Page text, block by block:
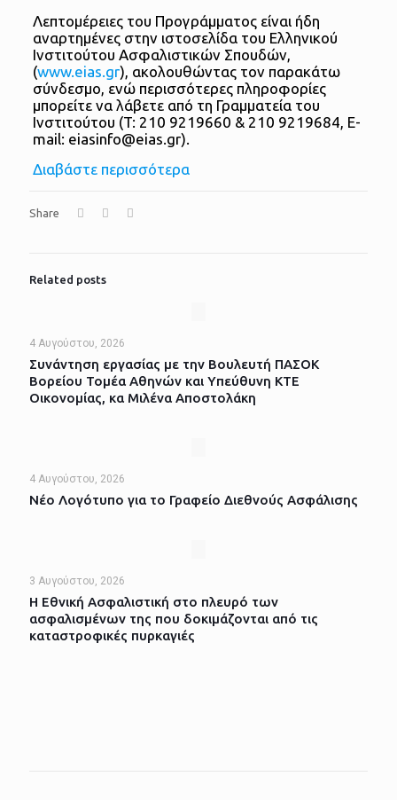
Λεπτομέρειες του Προγράμματος είναι ήδη
αναρτημένες στην ιστοσελίδα του Ελληνικού
Ινστιτούτου Ασφαλιστικών Σπουδών,
(www.eias.gr), ακολουθώντας τον παρακάτω
σύνδεσμο, ενώ περισσότερες πληροφορίες
μπορείτε να λάβετε από τη Γραμματεία του
Ινστιτούτου (T: 210 9219660 & 210 9219684, Ε-
mail: eiasinfo@eias.gr).
Διαβάστε περισσότερα
Share
Related posts
4 Αυγούστου, 2026
Συνάντηση εργασίας με την Βουλευτή ΠΑΣΟΚ
Βορείου Τομέα Αθηνών και Υπεύθυνη ΚΤΕ
Οικονομίας, κα Μιλένα Αποστολάκη
4 Αυγούστου, 2026
Νέο Λογότυπο για το Γραφείο Διεθνούς Ασφάλισης
3 Αυγούστου, 2026
Η Εθνική Ασφαλιστική στο πλευρό των
ασφαλισμένων της που δοκιμάζονται από τις
καταστροφικές πυρκαγιές